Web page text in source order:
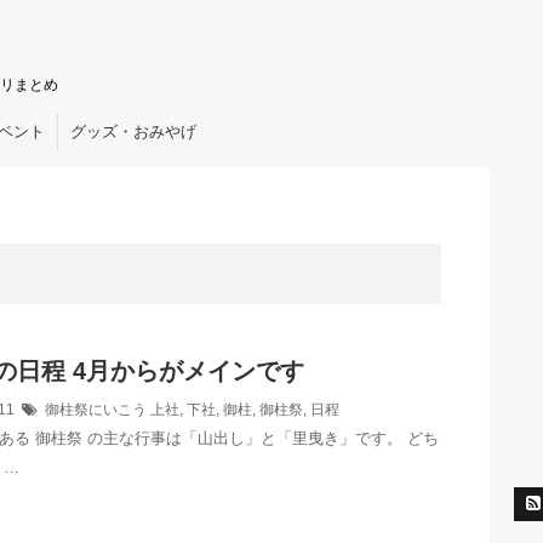
まとめ
ント グッズ・おみやげ
日程 4月からがメインです
御柱祭にいこう 上社, 下社, 御柱, 御柱祭, 日程
る 御柱祭 の主な行事は「山出し」と「里曳き」です。 どち
…